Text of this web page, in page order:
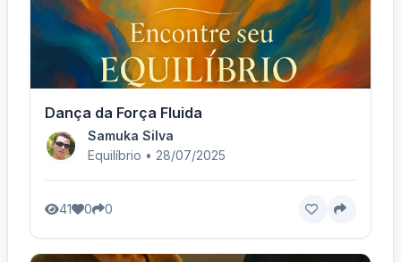
Dança da Força Fluida
Samuka Silva
Equilíbrio • 28/07/2025
41 0 0